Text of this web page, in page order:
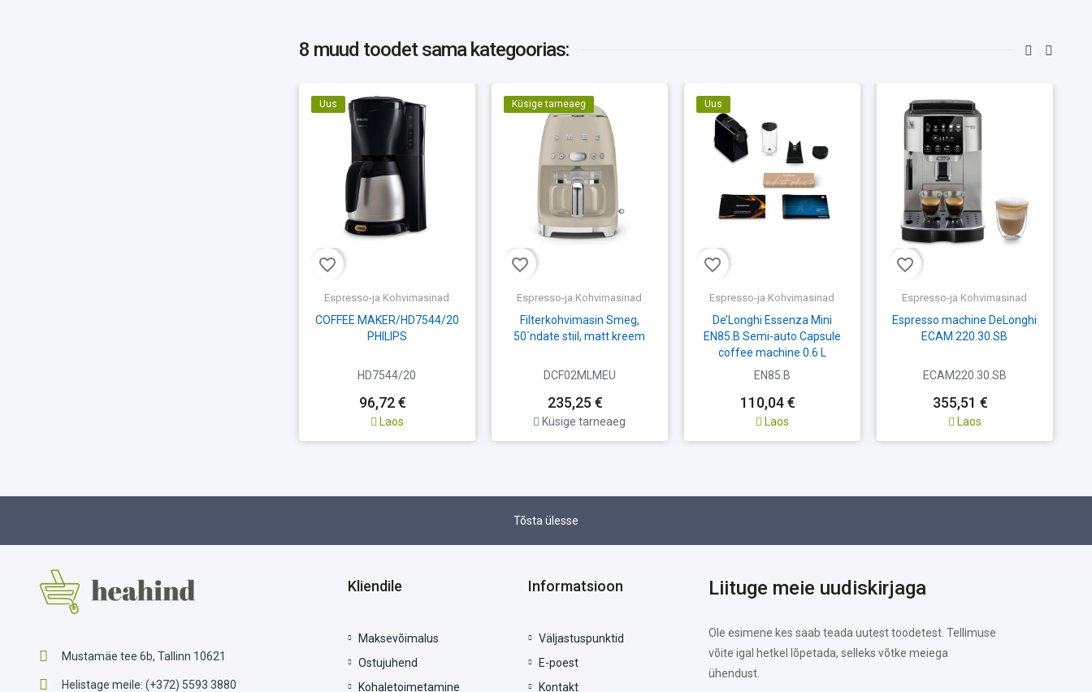
8 muud toodet sama kategoorias:
favorite_border
Uus
Espresso-ja Kohvimasinad
COFFEE MAKER/HD7544/20
PHILIPS
HD7544/20
96,72 €
Laos
favorite_border
Küsige tarneaeg
Espresso-ja Kohvimasinad
Filterkohvimasin Smeg,
50`ndate stiil, matt kreem
DCF02MLMEU
235,25 €
Küsige tarneaeg
favorite_border
Uus
Espresso-ja Kohvimasinad
De’Longhi Essenza Mini
EN85.B Semi-auto Capsule
coffee machine 0.6 L
EN85.B
110,04 €
Laos
favorite_border
Espresso-ja Kohvimasinad
Espresso machine DeLonghi
ECAM 220.30.SB
ECAM220.30.SB
355,51 €
Laos
Tõsta ülesse
Mustamäe tee 6b, Tallinn 10621
Helistage meile: (+372) 5593 3880
Kliendile
Maksevõimalus
Ostujuhend
Kohaletoimetamine
Informatsioon
Väljastuspunktid
E-poest
Kontakt
Liituge meie uudiskirjaga
Ole esimene kes saab teada uutest toodetest. Tellimuse
võite igal hetkel lõpetada, selleks võtke meiega
ühendust.